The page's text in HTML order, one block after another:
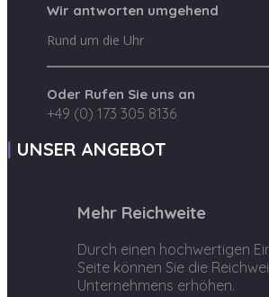
Wir antworten umgehend
Rund um die Uhr
Oder Rufen Sie uns an
+49 (0) 173 305 8136
UNSER ANGEBOT
Mehr Reichweite
Durch einen hochwertigen
Seite können Sie die
Unternehmens erhöhen.